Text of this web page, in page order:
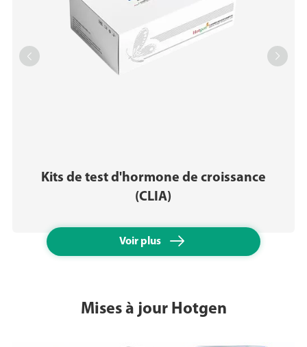
Kits de test d'hormone de croissance
(CLIA)
Voir plus 
 
Mises à jour Hotgen